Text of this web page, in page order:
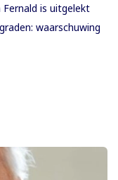
is uitgelekt
waarschuwing